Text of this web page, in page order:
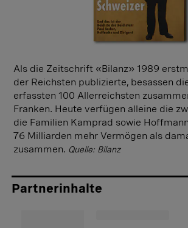
Als die Zeitschrift «Bilanz» 1989
der Reichsten publizierte, besassen
erfassten 100 Allerreichsten
Franken. Heute verfügen alleine die
die Familien Kamprad sowie
76 Milliarden mehr Vermögen als
zusammen. Quelle: Bilanz
Partnerinhalte